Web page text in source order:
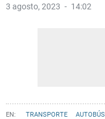
3 agosto, 2023 14:02
TRANSPORTE AUTOBÚS